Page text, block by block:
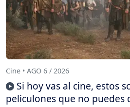
Cine • AGO 6 / 2026
Si hoy vas al cine, estos
peliculones que no puedes